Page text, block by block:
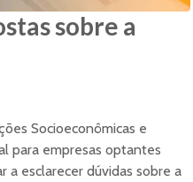
sobre a
Socioeconômicas e
para empresas optantes
a esclarecer dúvidas sobre a